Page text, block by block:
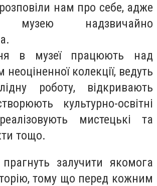
нам про себе, адже
музею надзвичайно
в музеїпрацюють над
колекції, ведуть
роботу, відкривають
ють культурно-освітні
ють мистецькі та
тощо.
залучити якомога
тому що перед кожним